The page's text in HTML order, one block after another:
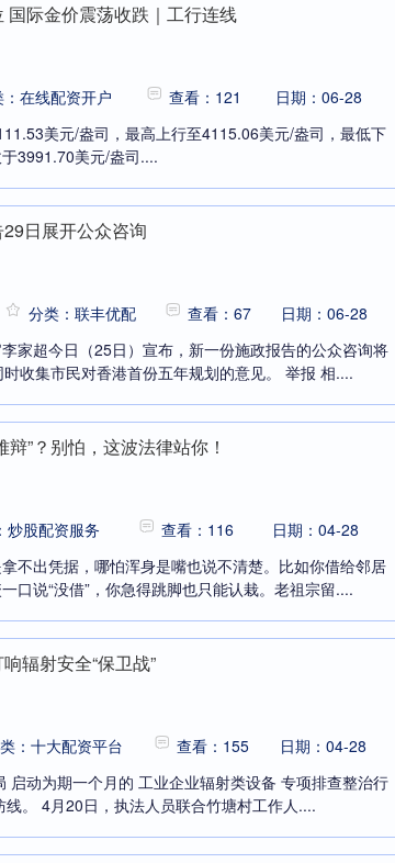
际金价震荡收跌｜工行连线
：在线配资开户 查看：121
日期：06-28
美元/盎司，最高上行至4115.06美元/盎司，最低下
3991.70美元/盎司....
日展开公众咨询
分类：联丰优配 查看：67
日期：06-28
家超今日（25日）宣布，新一份施政报告的公众咨询将
收集市民对香港首份五年规划的意见。 举报 相....
”？别怕，这波法律站你！
炒股配资服务 查看：116
日期：04-28
不出凭据，哪怕浑身是嘴也说不清楚。比如你借给邻居
口说“没借”，你急得跳脚也只能认栽。老祖宗留....
辐射安全“保卫战”
：十大配资平台 查看：155
日期：04-28
启动为期一个月的 工业企业辐射类设备 专项排查整治行
。 4月20日，执法人员联合竹塘村工作人....